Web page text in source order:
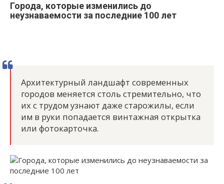
Города, которые изменились до
неузнаваемости за последние 100 лет
Архитектурный ландшафт современных
городов меняется столь стремительно, что
их с трудом узнают даже старожилы, если
им в руки попадается винтажная открытка
или фотокарточка.